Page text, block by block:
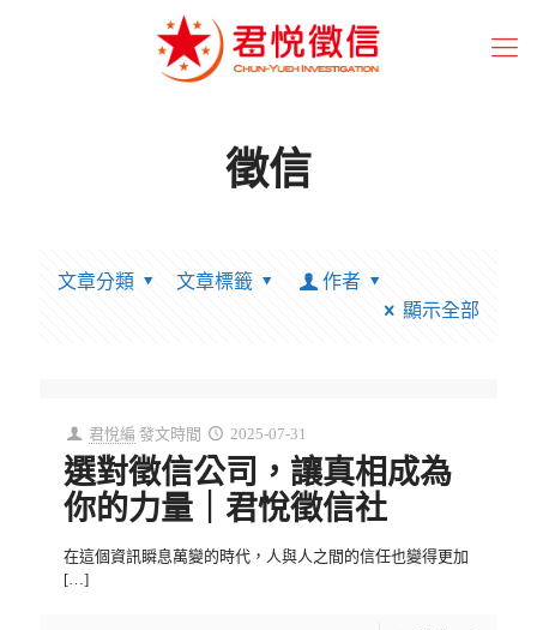
徵信
文章分類 文章標籤
作者
顯示全部
君悅編 發文時間 2025-07-31
選對徵信公司，讓真相成為
你的力量｜君悅徵信社
在這個資訊瞬息萬變的時代，人與人之間的信任也變得更加
[…]